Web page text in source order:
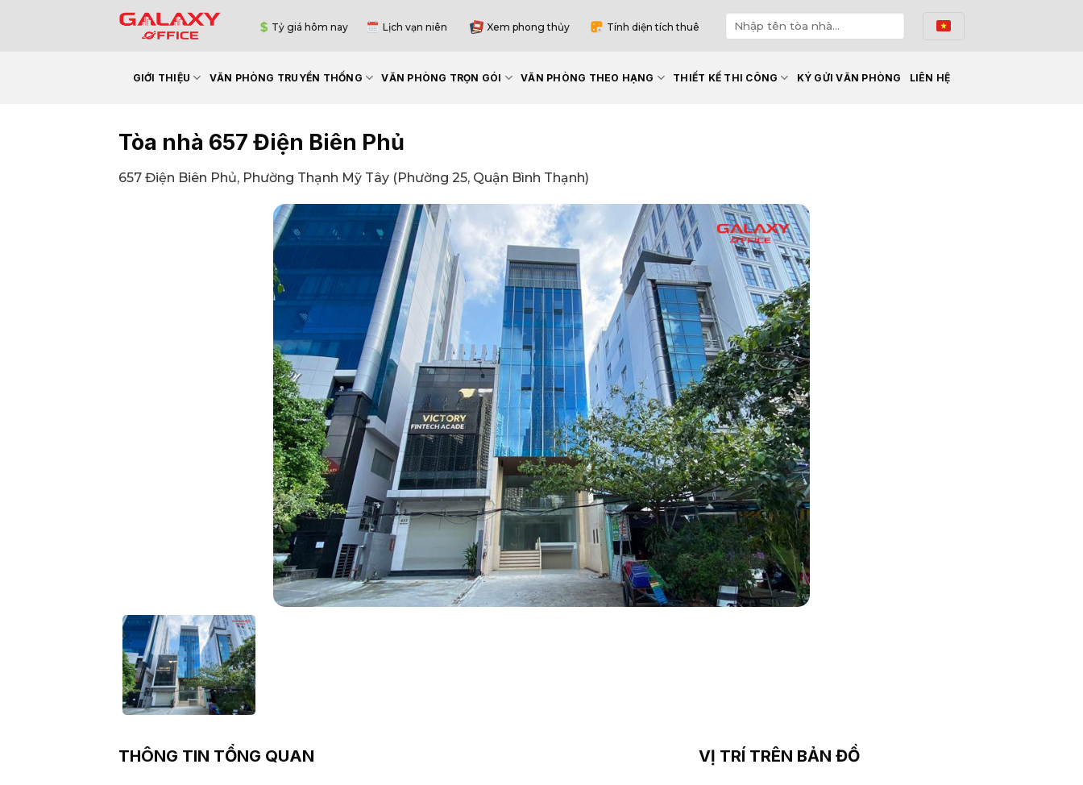
Tỷ giá hôm nay Lịch vạn niên Xem phong thủy Tính diện tích thuê
GIỚI THIỆU VĂN PHÒNG TRUYỀN THỐNG VĂN PHÒNG TRỌN GÓI VĂN PHÒNG THEO HẠNG THIẾT KẾ THI CÔNG KÝ GỬI VĂN PHÒNG LIÊN HỆ
Tòa nhà 657 Điện Biên Phủ
657 Điện Biên Phủ, Phường Thạnh Mỹ Tây (Phường 25, Quận Bình Thạnh)
THÔNG TIN TỔNG QUAN VỊ TRÍ TRÊN BẢN ĐỒ